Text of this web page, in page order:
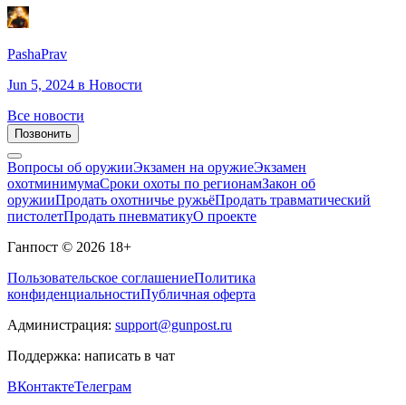
PashaPrav
Jun 5, 2024 в Новости
Все новости
Позвонить
Вопросы об оружииЭкзамен на оружиеЭкзамен
охотминимумаСроки охоты по регионамЗакон об
оружииПродать охотничье ружьёПродать травматический
пистолетПродать пневматикуО проекте
Ганпост © 2026 18+
Пользовательское соглашениеПолитика
конфиденциальностиПубличная оферта
Администрация: support@gunpost.ru
Поддержка: написать в чат
ВКонтактеТелеграм